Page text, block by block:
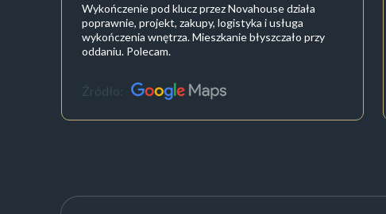
Wykończenie pod klucz przez Novahouse działa
poprawnie, projekt, zakupy, logistyka i usługa
wykończenia wnętrza. Mieszkanie błyszczało przy
oddaniu. Polecam.
Źródło: